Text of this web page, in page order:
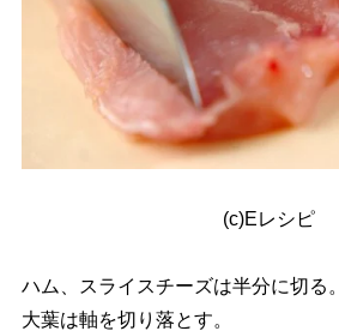
(c)Eレシピ
ハム、スライスチーズは半分に切る。
大葉は軸を切り落とす。